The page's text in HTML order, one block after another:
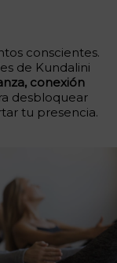
conscientes.
de Kundalini
conexión
desbloquear
tu presencia.